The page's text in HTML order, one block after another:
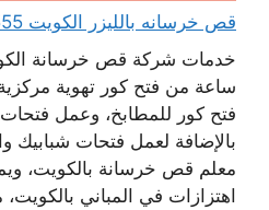
قص خرسانه بالليزر الكويت 65932555 فتح كور تكييف
ساعة من فتح كور تهوية
فتح كور للمطابخ، وعمل
بالإضافة لعمل فتحات شبابيك
معلم قص خرسانة بالكويت،
اهتزازات في المباني